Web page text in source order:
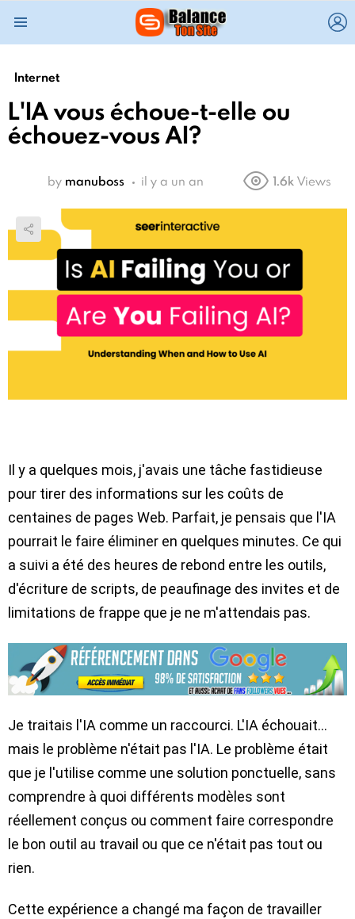
Internet
L'IA vous échoue-t-elle ou
échouez-vous AI?
by manuboss il y a un an 1.6k Views
Il y a quelques mois, j'avais une tâche fastidieuse
pour tirer des informations sur les coûts de
centaines de pages Web. Parfait, je pensais que l'IA
pourrait le faire éliminer en quelques minutes. Ce qui
a suivi a été des heures de rebond entre les outils,
d'écriture de scripts, de peaufinage des invites et de
limitations de frappe que je ne m'attendais pas.
Je traitais l'IA comme un raccourci. L'IA échouait…
mais le problème n'était pas l'IA. Le problème était
que je l'utilise comme une solution ponctuelle, sans
comprendre à quoi différents modèles sont
réellement conçus ou comment faire correspondre
le bon outil au travail ou que ce n'était pas tout ou
rien.
Cette expérience a changé ma façon de travailler